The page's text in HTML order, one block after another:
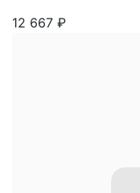
12 667 ₽